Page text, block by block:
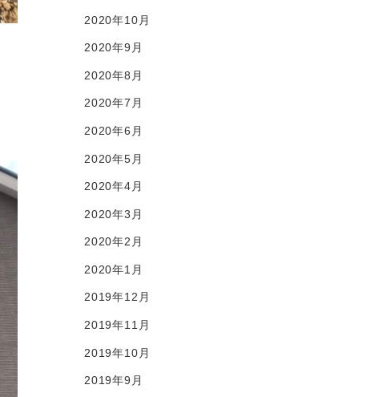
2020年10月
2020年9月
2020年8月
2020年7月
2020年6月
2020年5月
2020年4月
2020年3月
2020年2月
2020年1月
2019年12月
2019年11月
2019年10月
2019年9月